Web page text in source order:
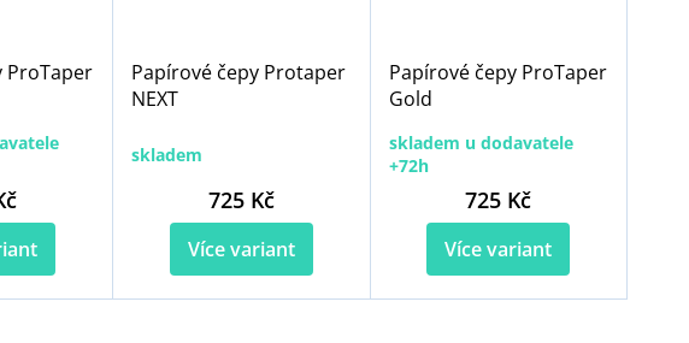
ProTaper
Papírové čepy Protaper
NEXT
skladem
725 Kč
Více variant
Papírové čepy ProTaper
Gold
skladem u dodavatele
+72h
725 Kč
Více variant